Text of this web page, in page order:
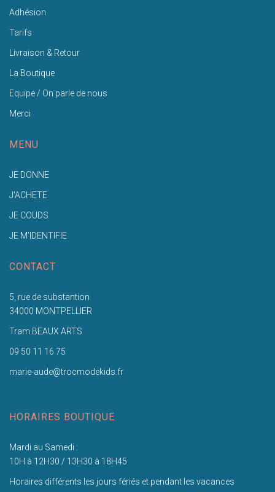
Adhésion
Tarifs
Livraison & Retour
La Boutique
Equipe / On parle de nous
Merci
MENU
JE DONNE
J'ACHETE
JE COUDS
JE M'IDENTIFIE
CONTACT
5, rue de substantion
34000 MONTPELLIER
Tram BEAUX ARTS
09 50 11 16 75
marie-aude@trocmodekids.fr
HORAIRES BOUTIQUE
Mardi au Samedi :
10H à 12H30 / 13H30 à 18H45
Horaires différents les jours fériés et pendant les vacances